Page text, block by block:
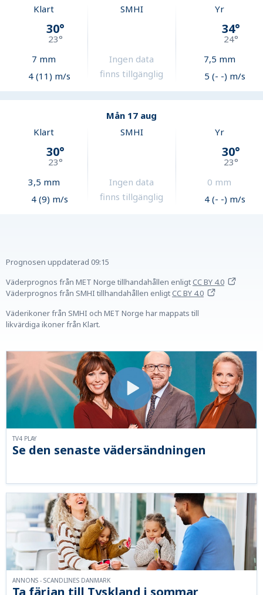
Klart
30°
23°
7 mm
4 (11) m/s
SMHI
Ingen data
finns tillgänglig
Yr
34°
24°
7,5 mm
5 (- -) m/s
Mån 17 aug
Klart
30°
23°
3,5 mm
4 (9) m/s
SMHI
Ingen data
finns tillgänglig
Yr
30°
23°
0 mm
4 (- -) m/s
Prognosen uppdaterad 09:15
Väderprognos från MET Norge tillhandahållen enligtCC BY 4.0
Väderprognos från SMHI tillhandahållen enligtCC BY 4.0
Väderikoner från SMHI och MET Norge har mappats till
likvärdiga ikoner från Klart.
Se den senaste vädersändningen
TV4 PLAY
ANNONS - SCANDLINES DANMARK